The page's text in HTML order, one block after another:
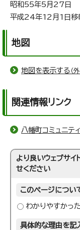
昭和55年5月27日
平成24年12月1日移
地図
地図を表示する （
関連情報リンク
八幡町コミュニテ
より良いウェブサイ
せください
このページについ
わかりやすかった
具体的な理由を記